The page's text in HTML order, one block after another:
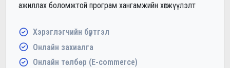
ажиллах боломжтой програм хангамжийн хөгжүүлэлт
Хэрэглэгчийн бүртгэл
Онлайн захиалга
Онлайн төлбөр (E-commerce)